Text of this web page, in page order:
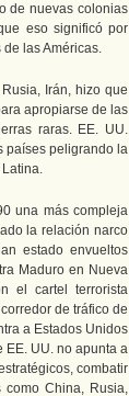
de nuevas colonias
eso significó por
las Américas.
Irán, hizo que
apropiarse de las
raras. EE. UU.
países peligrando la
una más compleja
la relación narco
estado envueltos
Maduro en Nueva
el cartel terrorista
de tráfico de
a Estados Unidos
EE. UU. no apunta a
combatir
como China, Rusia,